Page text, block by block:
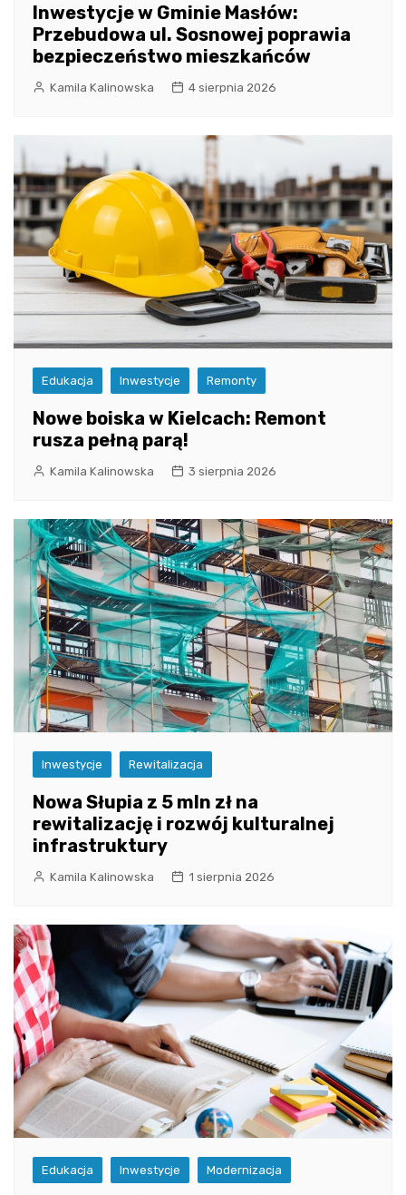
Inwestycje w Gminie Masłów:
Przebudowa ul. Sosnowej poprawia
bezpieczeństwo mieszkańców
Kamila Kalinowska 4 sierpnia 2026
Edukacja Inwestycje Remonty
Nowe boiska w Kielcach: Remont
rusza pełną parą!
Kamila Kalinowska 3 sierpnia 2026
Inwestycje Rewitalizacja
Nowa Słupia z 5 mln zł na
rewitalizację i rozwój kulturalnej
infrastruktury
Kamila Kalinowska 1 sierpnia 2026
Edukacja Inwestycje Modernizacja